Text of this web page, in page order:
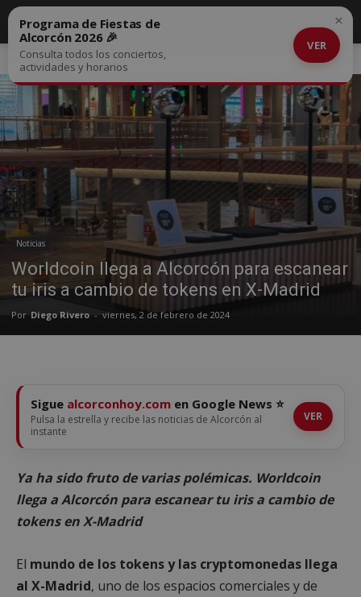
Inicio Noticias
Noticias
Worldcoin llega a Alcorcón para escanear
tu iris a cambio de tokens en X-Madrid
Por Diego Rivero - viernes, 2 de febrero de 2024
Programa de Fiestas de
Alcorcón 2026 🎉
Consulta todos los conciertos,
actividades y horarios
VER
×
Sigue alcorconhoy.com en Google News ⭐
Pulsa la estrella y recibe las noticias de Alcorcón al
instante
VER
Ya ha sido fruto de varias polémicas. Worldcoin
llega a Alcorcón para escanear tu iris a cambio de
tokens en X-Madrid
El mundo de los tokens y las cryptomonedas llega
al X-Madrid, uno de los espacios comerciales y de